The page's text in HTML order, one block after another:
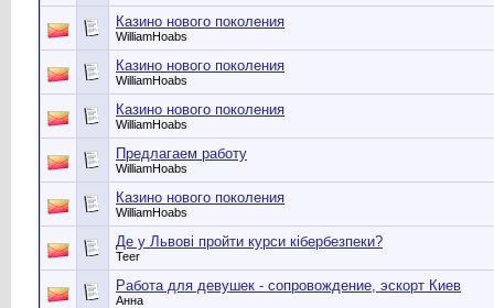
Казино нового поколения
WilliamHoabs
Казино нового поколения
WilliamHoabs
Казино нового поколения
WilliamHoabs
Предлагаем работу
WilliamHoabs
Казино нового поколения
WilliamHoabs
Де у Львові пройти курси кібербезпеки?
Teer
Работа для девушек - сопровождение, эскорт Киев
Анна